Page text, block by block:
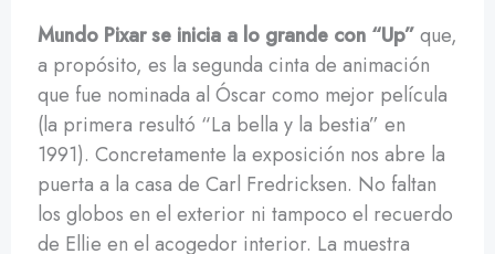
Mundo Pixar se inicia a lo grande con “Up”que,
a propósito, es la segunda cinta de animación
que fue nominada al Óscar como mejor película
(la primera resultó “La bella y la bestia” en
1991). Concretamente la exposición nos abre la
puerta a la casa de Carl Fredricksen. No faltan
los globos en el exterior ni tampoco el recuerdo
de Ellie en el acogedor interior. La muestra